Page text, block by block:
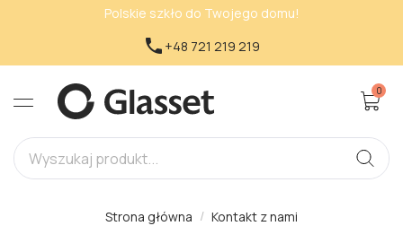
Polskie szkło do Twojego domu!
 +48 721 219 219
0
Strona główna Kontakt z nami